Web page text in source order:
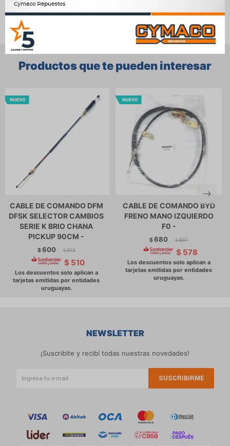
Productos que te pueden interesar
CABLE DE COMANDO DFM
DFSK SELECTOR CAMBIOS
SERIE K BRIO CHANA
PICKUP 90CM -
$600 $ 615
$ 510
CABLE DE COMANDO BYD
FRENO MANO IZQUIERDO
F0 -
$680 $ 697
$ 578
NEWSLETTER
¡Suscribite y recibí todas nuestras novedades!
SUSCRIBIRME